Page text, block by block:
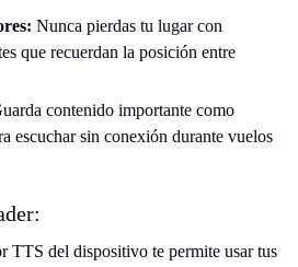
Nunca pierdas tu lugar con
que recuerdan la posición entre
contenido importante como
escuchar sin conexión durante vuelos
TTS del dispositivo te permite usar tus